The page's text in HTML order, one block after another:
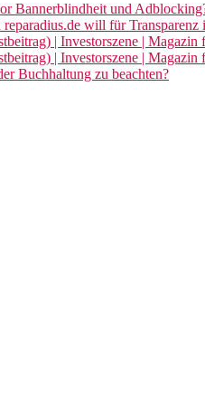
Bannerblindheit und
will für
| Investorszene |
| Investorszene |
Buchhaltung zu beachten?